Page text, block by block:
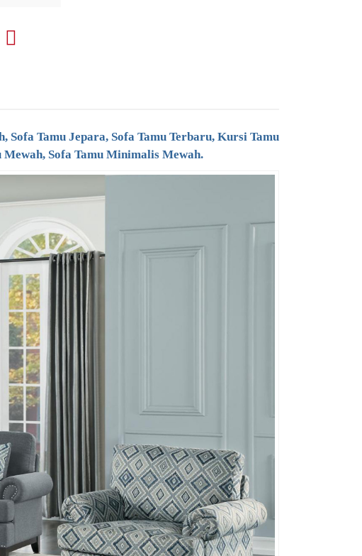
Sofa Tamu Jepara, Sofa Tamu Terbaru, Kursi Tamu
Mewah, Sofa Tamu Minimalis Mewah.